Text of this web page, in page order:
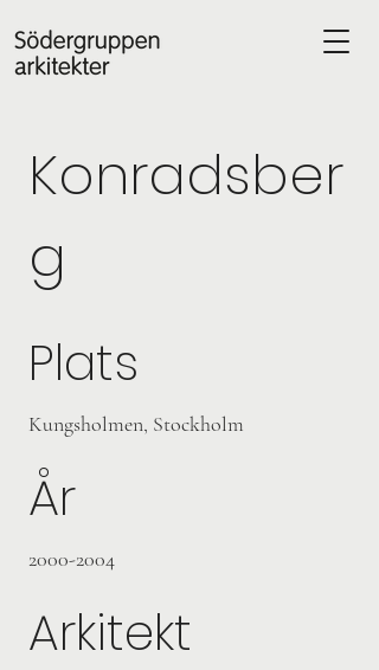
Konradsber
g
Plats
Kungsholmen, Stockholm
År
2000-2004
Arkitekt